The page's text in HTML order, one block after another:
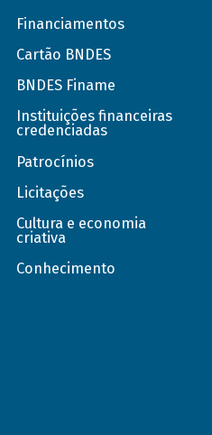
Financiamentos
Cartão BNDES
BNDES Finame
Instituições financeiras
credenciadas
Patrocínios
Licitações
Cultura e economia
criativa
Conhecimento